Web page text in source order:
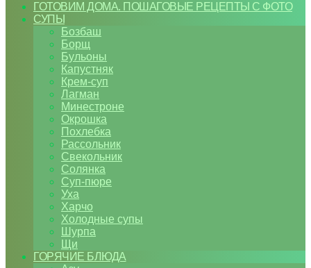
ГОТОВИМ ДОМА. ПОШАГОВЫЕ РЕЦЕПТЫ С ФОТО
СУПЫ
Бозбаш
Борщ
Бульоны
Капустняк
Крем-суп
Лагман
Минестроне
Окрошка
Похлебка
Рассольник
Свекольник
Солянка
Суп-пюре
Уха
Харчо
Холодные супы
Шурпа
Щи
ГОРЯЧИЕ БЛЮДА